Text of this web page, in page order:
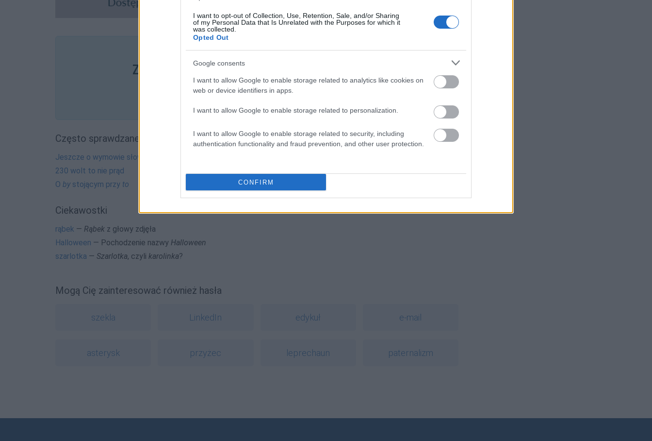
I want to opt-out of Collection, Use, Retention, Sale, and/or Sharing
of my Personal Data that Is Unrelated with the Purposes for which it
was collected.
Opted Out
Google consents
I want to allow Google to enable storage related to analytics like cookies on
web or device identifiers in apps.
I want to allow Google to enable storage related to personalization.
I want to allow Google to enable storage related to security, including
authentication functionality and fraud prevention, and other user protection.
CONFIRM
Pozostały wątpliwości? Brakuje czegoś w haśle?
Zobacz, co zyskują abonenci Dobrego słownika.
SPRAWDŹ
Często sprawdzane
Jeszcze o wymowie słowa
230 wolt to nie prąd
O bystojącym przy to
Ciekawostki
rąbek — Rąbek z głowy zdjęła
Halloween — Pochodzenie nazwy Halloween
szarlotka — Szarlotka, czyli karolinka?
Mogą Cię zainteresować również hasła
szekla LinkedIn edykuł e-mail
asterysk przyżec leprechaun paternalizm